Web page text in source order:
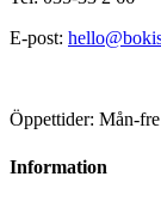
E-post:
Öppettider: Mån-
Information